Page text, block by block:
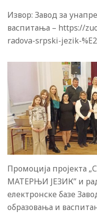
Извор: Завод за
васпитања – https://
radova-srpski-jezik-
Промоција пројекта
МАТЕРЊИ ЈЕЗИК” и
електронске базе
образовања и